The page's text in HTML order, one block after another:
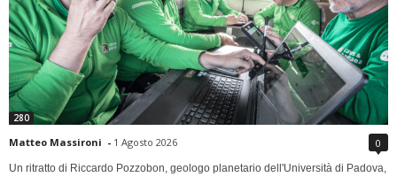
280
Matteo Massironi - 1 Agosto 2026 0
Un ritratto di Riccardo Pozzobon, geologo planetario dell'Università di Padova,